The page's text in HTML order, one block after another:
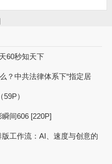
60秒知天下
？中共法律体系下“指定居
）
间606 [220P]
工作流：AI、速度与创意的